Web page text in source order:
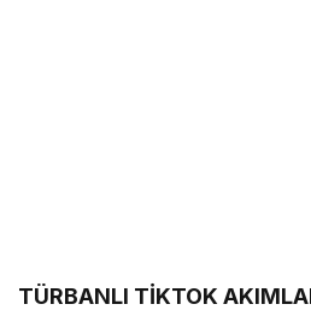
TÜRBANLI TİKTOK